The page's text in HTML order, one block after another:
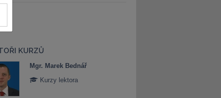
KURZŮ
Mgr. Marek Bednář
Kurzy lektora